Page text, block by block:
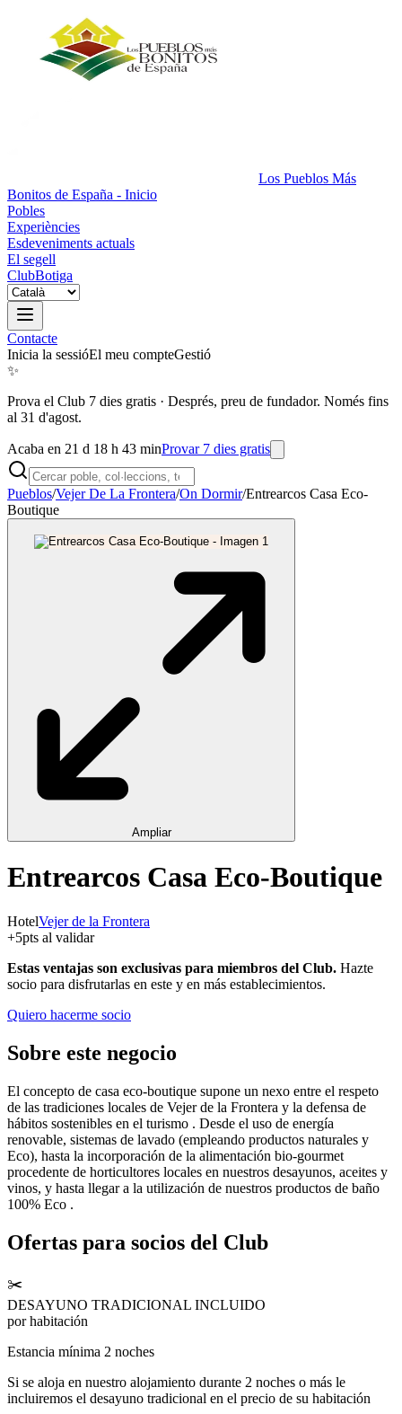
Los Pueblos Más
Bonitos de España - Inicio
Pobles
Experiències
Esdeveniments actuals
El segell
ClubBotiga
Contacte
Inicia la sessióEl meu compteGestió
✨
Prova el Club 7 dies gratis · Després, preu de fundador. Només fins
al 31 d'agost.
Acaba en 21 d 18 h 43 minProvar 7 dies gratis
Pueblos/Vejer De La Frontera/On Dormir/Entrearcos Casa Eco-
Boutique
Ampliar
Entrearcos Casa Eco-Boutique
HotelVejer de la Frontera
+5pts al validar
Estas ventajas son exclusivas para miembros del Club. Hazte
socio para disfrutarlas en este y en más establecimientos.
Quiero hacerme socio
Sobre este negocio
El concepto de casa eco-boutique supone un nexo entre el respeto
de las tradiciones locales de Vejer de la Frontera y la defensa de
hábitos sostenibles en el turismo . Desde el uso de energía
renovable, sistemas de lavado (empleando productos naturales y
Eco), hasta la incorporación de la alimentación bio-gourmet
procedente de horticultores locales en nuestros desayunos, aceites y
vinos, y hasta llegar a la utilización de nuestros productos de baño
100% Eco .
Ofertas para socios del Club
✂️
DESAYUNO TRADICIONAL INCLUIDO
por habitación
Estancia mínima 2 noches
Si se aloja en nuestro alojamiento durante 2 noches o más le
incluiremos el desayuno tradicional en el precio de su habitación